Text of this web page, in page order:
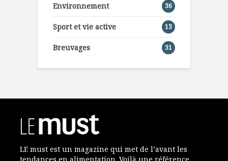
Environnement 36
Sport et vie active 13
Breuvages 31
LE must est un magazine qui met de l’avant les